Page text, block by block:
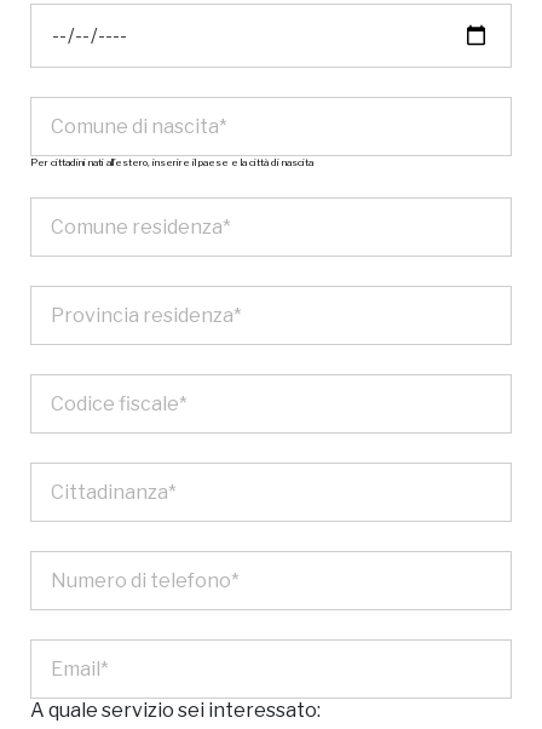
Per cittadini nati all’estero, inserire il paese e la città di nascita
A quale servizio sei interessato: